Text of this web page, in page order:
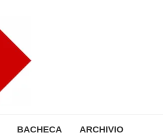
BACHECA ARCHIVIO